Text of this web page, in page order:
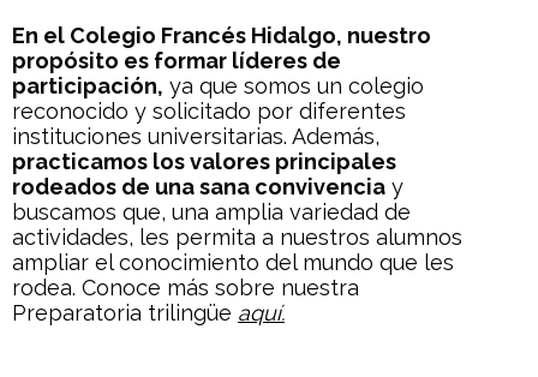
En el Colegio Francés Hidalgo, nuestro
propósito es formar líderes de
participación, ya que somos un colegio
reconocido y solicitado por diferentes
instituciones universitarias. Además,
practicamos los valores principales
rodeados de una sana convivencia y
buscamos que, una amplia variedad de
actividades, les permita a nuestros alumnos
ampliar el conocimiento del mundo que les
rodea. Conoce más sobre nuestra
Preparatoria trilingüe aquí.